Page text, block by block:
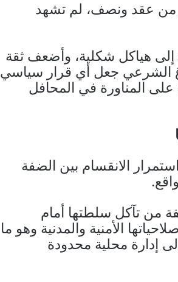
من عقد ونصف، لم تشهد
هياكل شكلية، وأضعف ثقة
الشرعي جعل أي قرار سياسي
على المناورة في المحافل
الانقسام بين الضفة
من تآكل سلطتها أمام
الأمنية والمدنية وهو ما
إدارة محلية محدودة